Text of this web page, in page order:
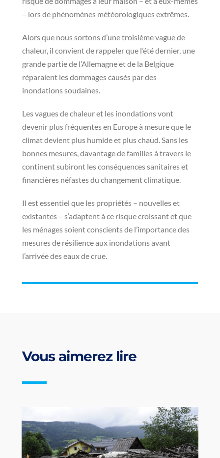
– lors de phénomènes météorologiques extrêmes.
Alors que nous sortons d’une troisième vague de
chaleur, il convient de rappeler que l’été dernier, une
grande partie de l’Allemagne et de la Belgique
réparaient les dommages causés par des
inondations soudaines.
Les vagues de chaleur et les inondations vont
devenir plus fréquentes en Europe à mesure que le
climat devient plus humide et plus chaud. Sans les
bonnes mesures, davantage de familles à travers le
continent subiront les conséquences sanitaires et
financières néfastes du changement climatique.
Il est essentiel que les propriétés – nouvelles et
existantes – s’adaptent à ce risque croissant et que
les ménages soient conscients de l’importance des
mesures de résilience aux inondations avant
l’arrivée des eaux de crue.
Vous aimerez lire